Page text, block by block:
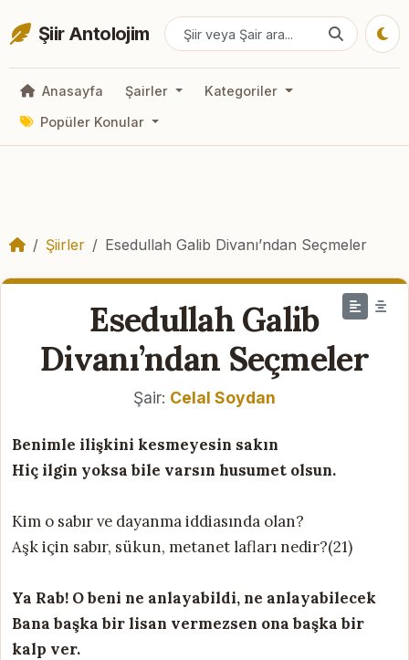
Şiir Antolojim
Anasayfa Şairler
Kategoriler
Popüler Konular
Şiirler Esedullah Galib Divanı’ndan Seçmeler
Esedullah Galib
Divanı’ndan Seçmeler
Şair: Celal Soydan
Benimle ilişkini kesmeyesin sakın
Hiç ilgin yoksa bile varsın husumet olsun.
Kim o sabır ve dayanma iddiasında olan?
Aşk için sabır, sükun, metanet lafları nedir?(21)
Ya Rab! O beni ne anlayabildi, ne anlayabilecek
Bana başka bir lisan vermezsen ona başka bir
kalp ver.